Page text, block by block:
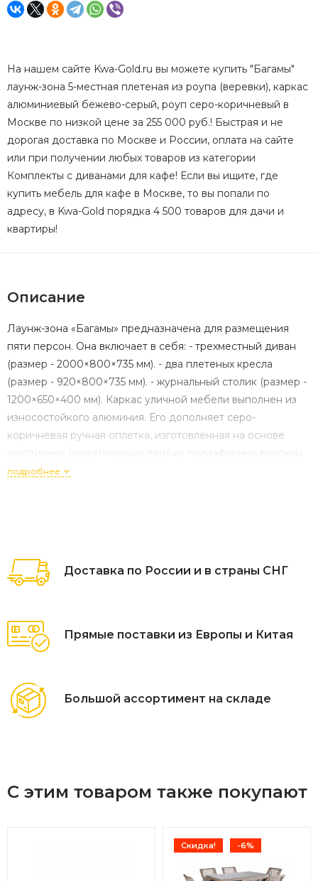
На нашем сайте Kwa-Gold.ru вы можете купить "Багамы"
лаунж-зона 5-местная плетеная из роупа (веревки), каркас
алюминиевый бежево-серый, роуп серо-коричневый в
Москве по низкой цене за 255 000 руб.! Быстрая и не
дорогая доставка по Москве и России, оплата на сайте
или при получении любых товаров из категории
Комплекты с диванами для кафе! Если вы ищите, где
купить мебель для кафе в Москве, то вы попали по
адресу, в Kwa-Gold порядка 4 500 товаров для дачи и
квартиры!
Описание
Лаунж-зона «Багамы» предназначена для размещения
пяти персон. Она включает в себя: - трехместный диван
(размер - 2000×800×735 мм). - два плетеных кресла
(размер - 920×800×735 мм). - журнальный столик (размер -
1200×650×400 мм). Каркас уличной мебели выполнен из
износостойкого алюминия. Его дополняет серо-
коричневая ручная оплетка, изготовленная на основе
высокой прочности (роупа). Кресла и диван идут в
плетеное из роупа, каркас алюминий бежево-серый
(RAL7006) муар, роуп серо-коричневый 23мм, ткань
муар, цвет столешницы "серый гранит" 1шт.
1 200Х650Х400,
подробнее
Доставка по России и в страны СНГ
Прямые поставки из Европы и Китая
Большой ассортимент на складе
С этим товаром также покупают
Скидка! -6%